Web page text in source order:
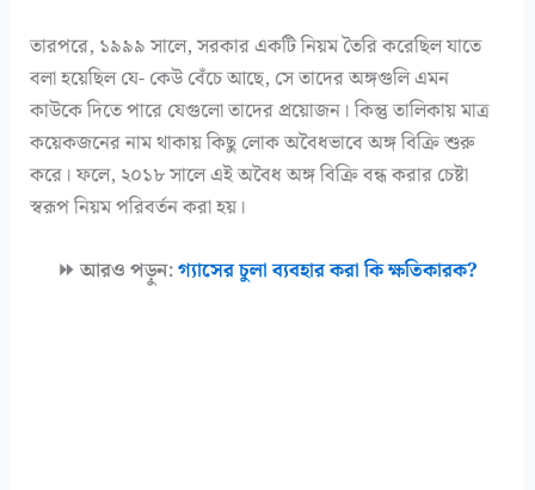
তারপরে, ১৯৯৯ সালে, সরকার একটি নিয়ম তৈরি করেছিল যাতে
বলা হয়েছিল যে- কেউ বেঁচে আছে, সে তাদের অঙ্গগুলি এমন
কাউকে দিতে পারে যেগুলো তাদের প্রয়োজন। কিন্তু তালিকায় মাত্র
কয়েকজনের নাম থাকায় কিছু লোক অবৈধভাবে অঙ্গ বিক্রি শুরু
করে। ফলে, ২০১৮ সালে এই অবৈধ অঙ্গ বিক্রি বন্ধ করার চেষ্টা
স্বরূপ নিয়ম পরিবর্তন করা হয়।
⏩ আরও পড়ুন:গ্যাসের চুলা ব্যবহার করা কি ক্ষতিকারক?